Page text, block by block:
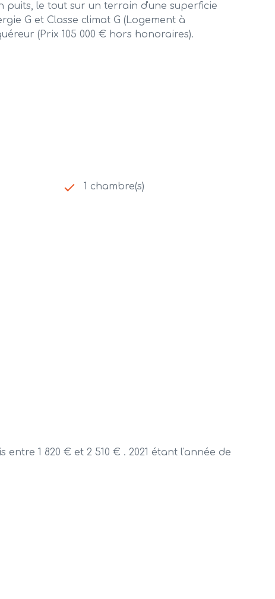
puits, le tout sur un terrain d'une superficie
G et Classe climat G (Logement à
(Prix 105 000 € hors honoraires).
1 chambre(s)
1 820 € et 2 510 € . 2021 étant l'année de